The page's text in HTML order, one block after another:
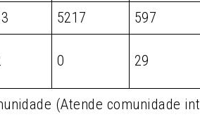
5217 597
0 29
(Atende comunidade int